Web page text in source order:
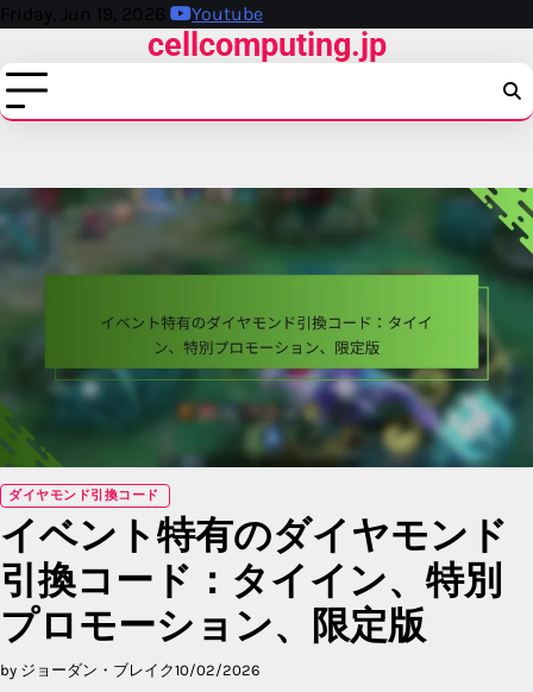
Skip
content
Friday, Jun 19, 2026 Youtube
cellcomputing.jp
ダイヤモンド引換コード
イベント特有のダイヤモンド
引換コード：タイイン、特別
プロモーション、限定版
by ジョーダン・ブレイク10/02/2026